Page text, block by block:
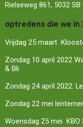
Rielseweg 861, 5032 SB
optredens die we in
Vrijdag 25 maart
Zondag 10 april 2022
& Bli
Zondag 24 april 2022.
Zondag 22 mei
Woensdag 25 mei KBO